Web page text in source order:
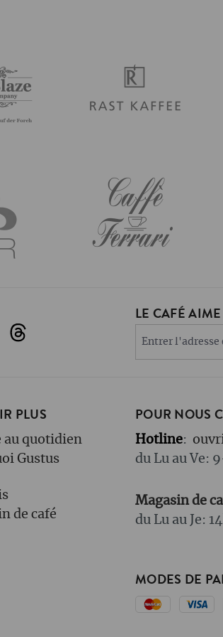
LE CAFÉ
PLUS
au quotidien
Gustus
de café
POUR NOUS
Hotline:
du Lu au Ve:
Magasin de
du Lu au Je:
MODES DE